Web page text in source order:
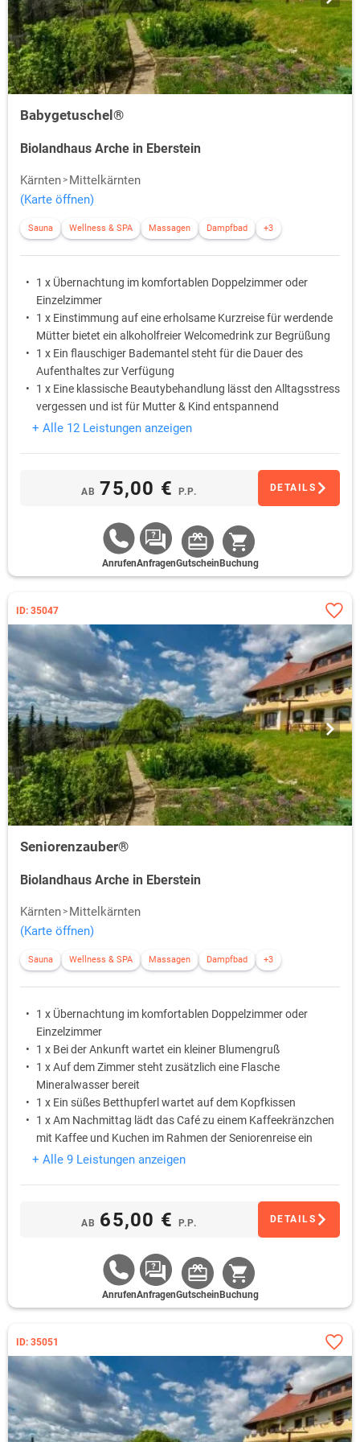
Babygetuschel®
Biolandhaus Arche in Eberstein
Kärnten
Mittelkärnten
(Karte öffnen)
Sauna Wellness & SPA Massagen Dampfbad +3
1 x Übernachtung im komfortablen Doppelzimmer oder
Einzelzimmer
1 x Einstimmung auf eine erholsame Kurzreise für werdende
Mütter bietet ein alkoholfreier Welcomedrink zur Begrüßung
1 x Ein flauschiger Bademantel steht für die Dauer des
Aufenthaltes zur Verfügung
1 x Eine klassische Beautybehandlung lässt den Alltagsstress
vergessen und ist für Mutter & Kind entspannend
1 x Wohltuender Kräutertee beruhigt Körper & Geist und wird
+ Alle 12 Leistungen anzeigen
AB 75,00 € P.P. DETAILS
AnrufenAnfragenGutschein Buchung
ID: 35047
Seniorenzauber®
Biolandhaus Arche in Eberstein
Kärnten
Mittelkärnten
(Karte öffnen)
Sauna Wellness & SPA Massagen Dampfbad +3
1 x Übernachtung im komfortablen Doppelzimmer oder
Einzelzimmer
1 x Bei der Ankunft wartet ein kleiner Blumengruß
1 x Auf dem Zimmer steht zusätzlich eine Flasche
Mineralwasser bereit
1 x Ein süßes Betthupferl wartet auf dem Kopfkissen
1 x Am Nachmittag lädt das Café zu einem Kaffeekränzchen
mit Kaffee und Kuchen im Rahmen der Seniorenreise ein
1 x Bei einem 3-Gang-Menü am Abend lässt sich der Tag
+ Alle 9 Leistungen anzeigen
AB 65,00 € P.P. DETAILS
AnrufenAnfragenGutschein Buchung
ID: 35051